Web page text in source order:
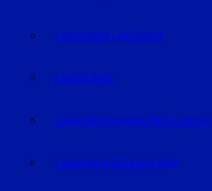
LANDKREIS LANDSHUT
DINGOLFING
LANDKREIS DINGOLFING-LANDAU
LANDKREIS DEGGENDORF